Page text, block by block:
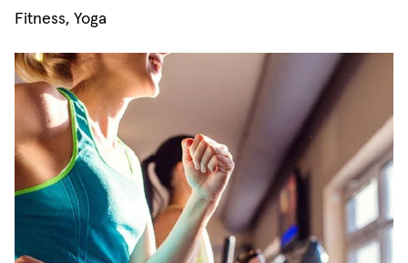
Fitness, Yoga